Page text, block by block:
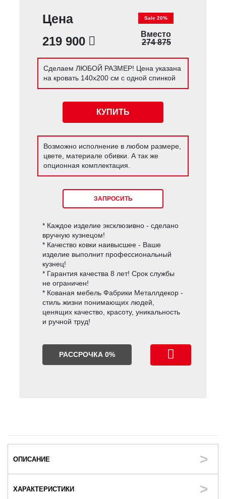
Цена
219 900
Sale 20%
Вместо
274 875
Сделаем ЛЮБОЙ РАЗМЕР! Цена указана
на кровать 140х200 см с одной спинкой
КУПИТЬ
Возможно исполнение в любом размере,
цвете, материале обивки. А так же
опционная комплектация.
ЗАПРОСИТЬ
* Каждое изделие эксклюзивно - сделано
вручную кузнецом!
* Качество ковки наивысшее - Ваше
изделие выполнит профессиональный
кузнец!
* Гарантия качества 8 лет! Срок службы
не ограничен!
* Кованая мебель Фабрики Металлдекор -
стиль жизни понимающих людей,
ценящих качество, красоту, уникальность
и ручной труд!
РАССРОЧКА 0%
ОПИСАНИЕ
ХАРАКТЕРИСТИКИ